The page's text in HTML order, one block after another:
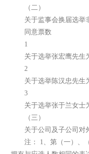
（二）
关于监事会换届选举
同意票数
1
关于选举张宏鹰先生为
2
关于选举陈汉忠先生为
3
关于选举张于兰女士为
（三）
关于公司及子公司对
注： 1、第（一）、（